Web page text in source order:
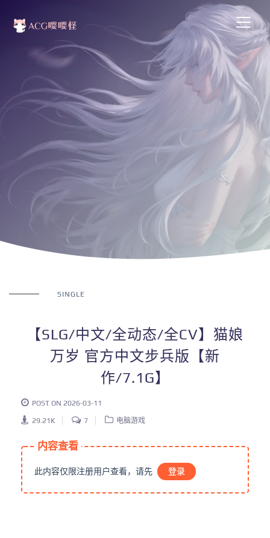
SINGLE
【SLG/中文/全动态/全CV】猫娘
万岁 官方中文步兵版【新
作/7.1G】
POST ON 2026-03-11
29.21K 7 电脑游戏
内容查看
此内容仅限注册用户查看，请先 登录